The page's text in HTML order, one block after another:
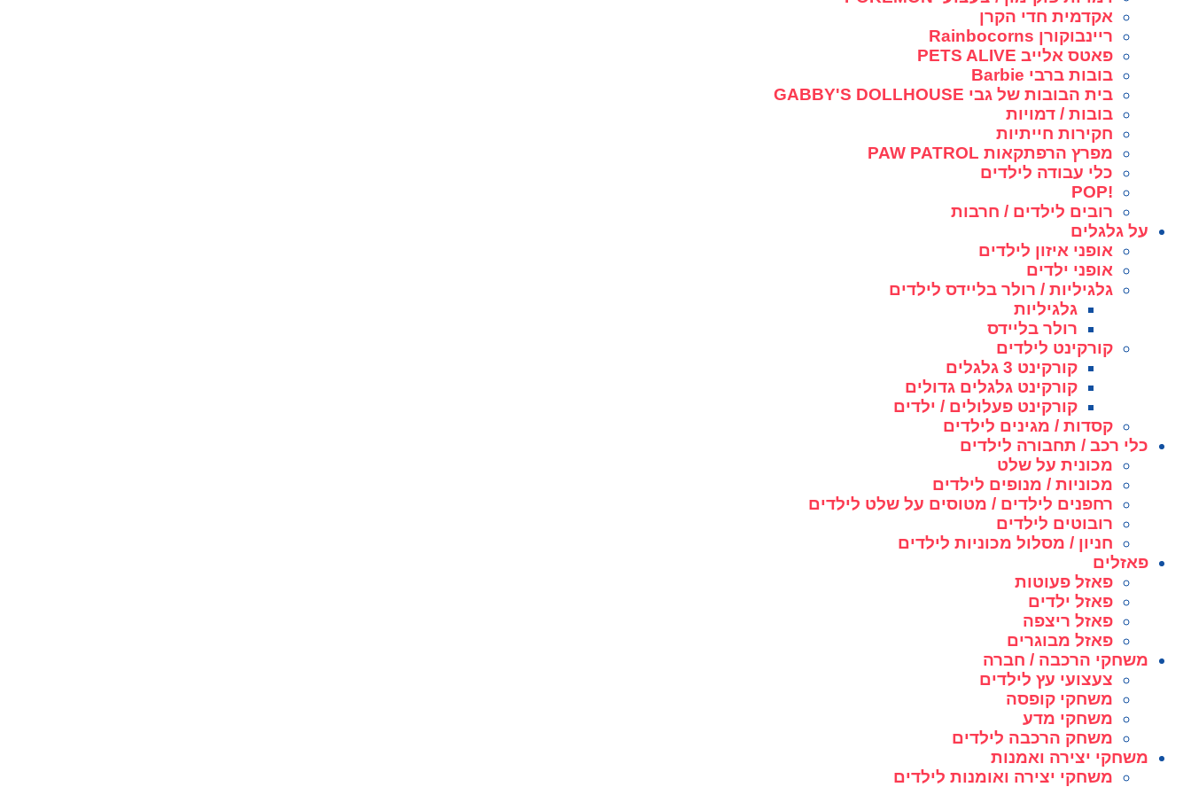
אקדמית חדי הקרן
ריינבוקורן Rainbocorns
פאטס אלייב PETS ALIVE
בובות ברבי Barbie
בית הבובות של גבי GABBY'S DOLLHOUSE
בובות / דמויות
חקירות חייתיות
מפרץ הרפתקאות PAW PATROL
כלי עבודה לילדים
!POP
רובים לילדים / חרבות
על גלגלים
אופני איזון לילדים
אופני ילדים
גלגיליות / רולר בליידס לילדים
גלגיליות
רולר בליידס
קורקינט לילדים
קורקינט 3 גלגלים
קורקינט גלגלים גדולים
קורקינט פעלולים / ילדים
קסדות / מגינים לילדים
כלי רכב / תחבורה לילדים
מכונית על שלט
מכוניות / מנופים לילדים
רחפנים לילדים / מטוסים על שלט לילדים
רובוטים לילדים
חניון / מסלול מכוניות לילדים
פאזלים
פאזל פעוטות
פאזל ילדים
פאזל ריצפה
פאזל מבוגרים
משחקי הרכבה / חברה
צעצועי עץ לילדים
משחקי קופסה
משחקי מדע
משחק הרכבה לילדים
משחקי יצירה ואמנות
משחקי יצירה ואומנות לילדים